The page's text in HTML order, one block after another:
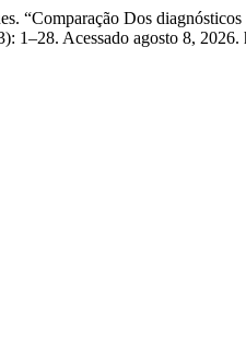
“Comparação Dos
1–28. Acessado agosto 8,